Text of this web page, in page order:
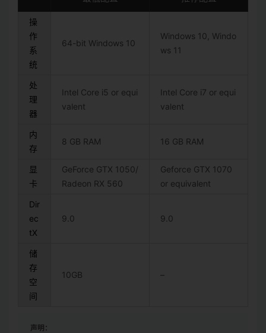
操
作
系
统
64-bit Windows 10
Windows 10, Windo
ws 11
处
理
器
Intel Core i5 or equi
valent
Intel Core i7 or equi
valent
内
存
8 GB RAM 16 GB RAM
显
卡
GeForce GTX 1050/
Radeon RX 560
Geforce GTX 1070
or equivalent
Dir
ec
tX
9.0 9.0
储
存
空
间
10GB –
声明：